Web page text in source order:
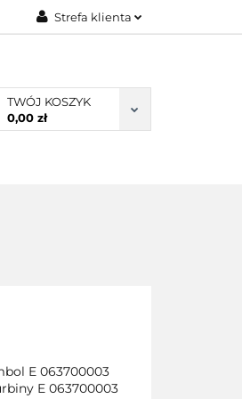
Strefa klienta
Zarejestruj się
Dodaj zgłoszenie
TWÓJ KOSZYK
0,00 zł
E 063700003
E 063700003